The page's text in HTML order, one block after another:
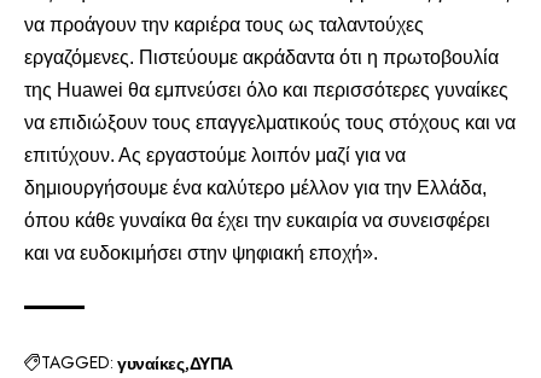
να προάγουν την καριέρα τους ως ταλαντούχες
εργαζόμενες. Πιστεύουμε ακράδαντα ότι η πρωτοβουλία
της Huawei θα εμπνεύσει όλο και περισσότερες γυναίκες
να επιδιώξουν τους επαγγελματικούς τους στόχους και να
επιτύχουν. Ας εργαστούμε λοιπόν μαζί για να
δημιουργήσουμε ένα καλύτερο μέλλον για την Ελλάδα,
όπου κάθε γυναίκα θα έχει την ευκαιρία να συνεισφέρει
και να ευδοκιμήσει στην ψηφιακή εποχή».
TAGGED: γυναίκες ΔΥΠΑ